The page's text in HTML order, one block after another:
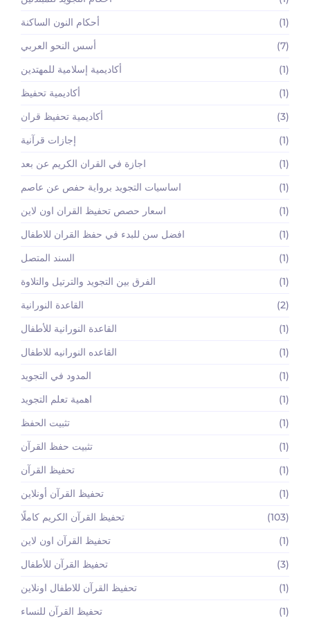
أحكام النون الساكنة
(1)
أسس النحو العربي
(7)
أكاديمية إسلامية للمهتدين
(1)
أكاديمية تحفيظ
(1)
أكاديمية تحفيظ قران
(3)
إجازات قرآنية
(1)
اجازة في القران الكريم عن بعد
(1)
اساسيات التجويد برواية حفص عن عاصم
(1)
اسعار حصص تحفيظ القران اون لاين
(1)
افضل سن للبدء في حفظ القران للاطفال
(1)
السند المتصل
(1)
الفرق بين التجويد والترتيل والتلاوة
(1)
القاعدة النورانية
(2)
القاعدة النورانية للأطفال
(1)
القاعده النورانيه للاطفال
(1)
المدود في التجويد
(1)
اهمية تعلم التجويد
(1)
تثبيت الحفظ
(1)
تثبيت حفظ القرآن
(1)
تحفيظ القرآن
(1)
تحفيظ القرآن أونلاين
(1)
تحفيظ القرآن الكريم كاملًا
(103)
تحفيظ القرآن اون لاين
(1)
تحفيظ القرآن للأطفال
(3)
تحفيظ القرآن للاطفال اونلاين
(1)
تحفيظ القرآن للنساء
(1)